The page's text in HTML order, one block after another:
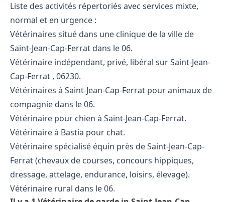
Liste des activités répertoriés avec services mixte,
normal et en urgence :
Vétérinaires situé dans une clinique de la ville de
Saint-Jean-Cap-Ferrat dans le 06.
Vétérinaire indépendant, privé, libéral sur Saint-Jean-
Cap-Ferrat , 06230.
Vétérinaires à Saint-Jean-Cap-Ferrat pour animaux de
compagnie dans le 06.
Vétérinaire pour chien à Saint-Jean-Cap-Ferrat.
Vétérinaire à Bastia pour chat.
Vétérinaire spécialisé équin près de Saint-Jean-Cap-
Ferrat (chevaux de courses, concours hippiques,
dressage, attelage, endurance, loisirs, élevage).
Vétérinaire rural dans le 06.